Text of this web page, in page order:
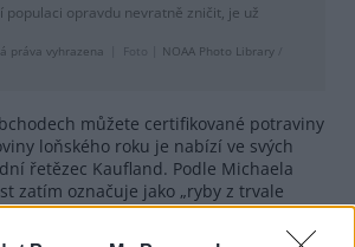
populaci opravdu nevratně zničit, je už
práva vyhrazena Foto | NOAA Photo Library
můžete certifikované potraviny
loňského roku je nabízí ve svých
řetězec Kaufland. Podle Michaela
zatím označuje jako „ryby z trvale
zároveň ovšem podniká patřičné
se i Kaufland stal držitelem certifikátu